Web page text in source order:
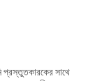
প্রস্তুতকারকের সাথে